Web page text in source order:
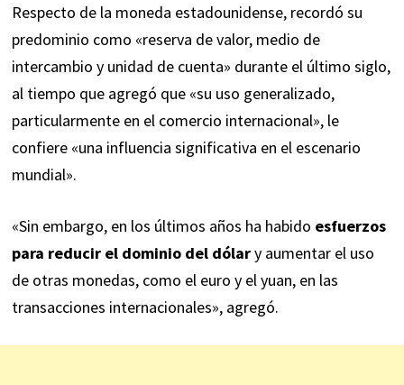
Respecto de la moneda estadounidense, recordó su
predominio como «reserva de valor, medio de
intercambio y unidad de cuenta» durante el último siglo,
al tiempo que agregó que «su uso generalizado,
particularmente en el comercio internacional», le
confiere «una influencia significativa en el escenario
mundial».
«Sin embargo, en los últimos años ha habido esfuerzos
para reducir el dominio del dólary aumentar el uso
de otras monedas, como el euro y el yuan, en las
transacciones internacionales», agregó.